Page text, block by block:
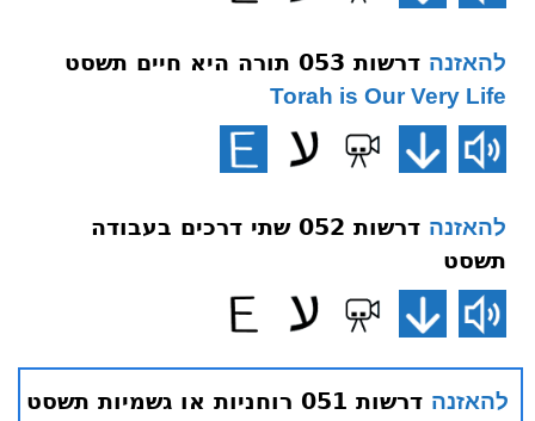
להאזנה דרשות 053 תורה היא חיים תשסט
Torah is Our Very Life
להאזנה
דרשות 052 שתי דרכים בעבודה
תשסט
להאזנה דרשות 051 רוחניות או גשמיות תשסט